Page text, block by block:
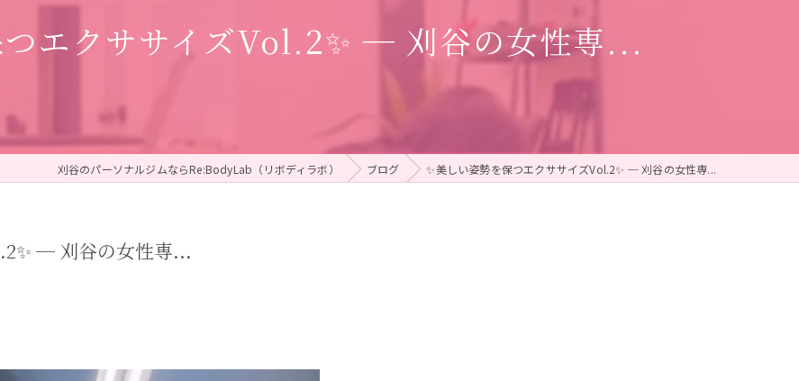
つエクササイズVol.2✨ ─ 刈谷の女性専...
刈谷のパーソナルジムならRe:BodyLab（リボディラボ） ブログ ✨美しい姿勢を保つエクササイズVol.2✨ ─ 刈谷の女性専...
─ 刈谷の女性専...